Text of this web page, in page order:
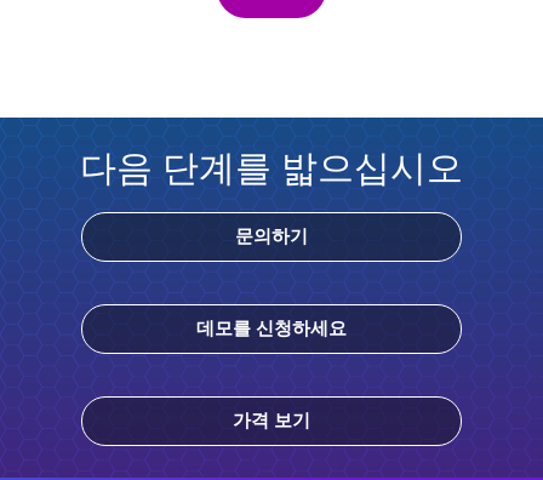
다음 단계를 밟으십시오
문의하기
데모를 신청하세요
가격 보기